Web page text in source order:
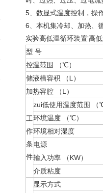
5、数显式温度控制，操
6、本机集冷却、加热、
实验高低温循环装置'高
型 号
控温范围 （℃）
储液槽容积 （L）
加热容腔 （L）
工
作
条
件
zui低使用温度范围 （
环境温度 （℃）
环境相对湿度
电源
输入功率 （KW）
介质粘度
显示方式